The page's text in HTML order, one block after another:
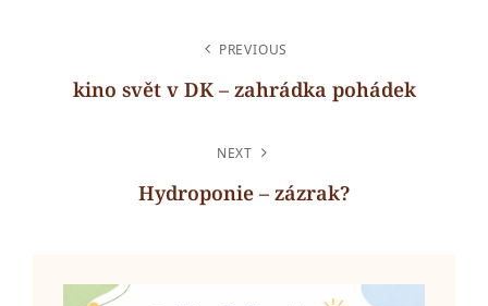
PŘÍSPĚVEK
PREVIOUS
kino svět v DK – zahrádka pohádek
NEXT
Hydroponie – zázrak?